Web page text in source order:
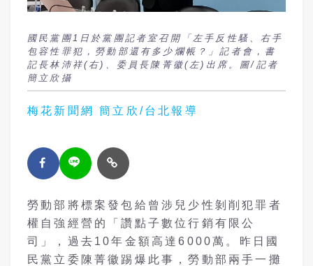
國民黨團1日於黨團記者室召開「左手反性騷、右手
包容性罪犯，勞動部還有多少爛帳？」記者會，書
記長林沛祥(右)、委員長陳菁徽(左)出席。圖/記者
簡立欣攝
梅花新聞網 簡立欣/台北報導
勞動部將標案發包給曾涉兒少性剝削犯罪者
權自強經營的「讚點子數位行銷有限公
司」
， 過去 10年金額高達6000萬 。昨日國
民黨立委陳菁徽踢爆此事，勞動部兩手一攤